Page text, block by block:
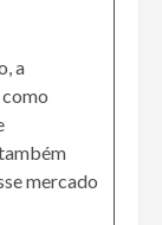
a
mercado